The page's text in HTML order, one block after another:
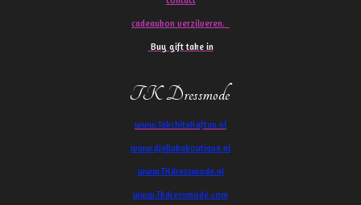
cadeaubon verzilveren.
Buy gift take in
TK Dressmode
www.TakchitaKaftan.nl
www.djellababoutique.nl
www.TKdressmode.nl
www.Tkdressmode.com